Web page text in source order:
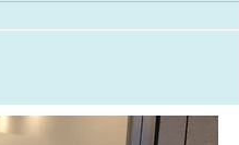
が発出されました。 芦屋周辺